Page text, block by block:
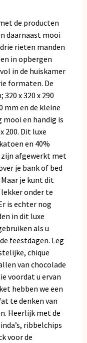
de producten
daarnaast mooi
rieten manden
in opbergen
in de huiskamer
formaten. De
x 320 x 290
mm en de kleine
mooi en handig is
200. Dit luxe
en 40%
zijn afgewerkt met
je bank of bed
je kunt dit
onder te
is echter nog
in dit luxe
als u
feestdagen. Leg
chique
van chocolade
voordat u ervan
hebben we een
te denken van
Heerlijk met de
ribbelchips
voor de